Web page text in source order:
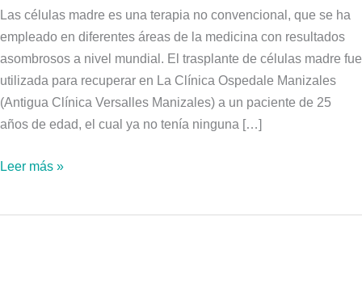
Las células madre es una terapia no convencional, que se ha
empleado en diferentes áreas de la medicina con resultados
asombrosos a nivel mundial. El trasplante de células madre fue
utilizada para recuperar en La Clínica Ospedale Manizales
(Antigua Clínica Versalles Manizales) a un paciente de 25
años de edad, el cual ya no tenía ninguna […]
en
la
lucha
contra
el
Covid-
Leer más »